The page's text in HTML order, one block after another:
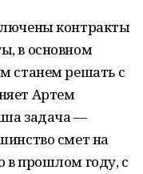
контракты
в основном
станем решать с
Артем
задача —
смет на
в прошлом году, с